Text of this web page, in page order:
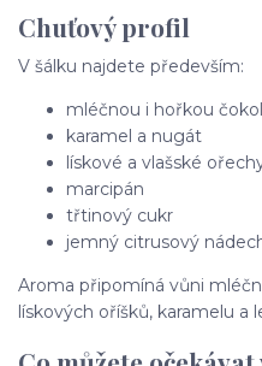
Chuťový profil
V šálku najdete především:
mléčnou i hořkou
karamel a nugát
lískové a vlašské
marcipán
třtinový cukr
jemný citrusový
Aroma připomíná vůni
lískových oříšků, karamelu a